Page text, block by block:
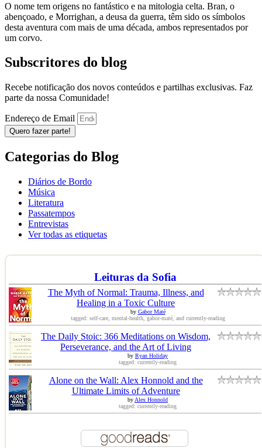
O nome tem origens no fantástico e na mitologia celta. Bran, o
abençoado, e Morrighan, a deusa da guerra, têm sido os símbolos
desta aventura com mais de uma década, ambos representados por
um corvo.
Subscritores do blog
Recebe notificação dos novos conteúdos e partilhas exclusivas. Faz
parte da nossa Comunidade!
Endereço de Email
Quero fazer parte!
Categorias do Blog
Diários de Bordo
Música
Literatura
Passatempos
Entrevistas
Ver todas as etiquetas
Leituras da Sofia
The Myth of Normal: Trauma, Illness, and
Healing in a Toxic Culture
by Gabor Maté
tagged: self-care, mental-health, gabor-maté, and currently-reading
The Daily Stoic: 366 Meditations on Wisdom,
Perseverance, and the Art of Living
by Ryan Holiday
tagged: currently-reading
Alone on the Wall: Alex Honnold and the
Ultimate Limits of Adventure
by Alex Honnold
tagged: currently-reading